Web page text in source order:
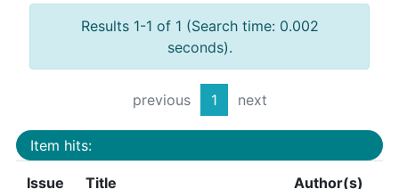
Results 1-1 of 1 (Search time: 0.002
seconds).
previous 1 next
Item hits:
Issue
Title Author(s)